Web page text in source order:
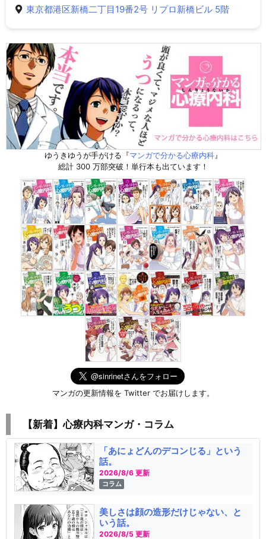
東京都港区新橋二丁目19番2号 リプロ新橋ビル 5階
ゆうきゆうが手がける『マンガで分かる心療内科』
総計 300 万部突破！単行本も出ています！
マンガの更新情報を Twitter でお届けします。
【新着】心療内科マンガ・コラム
「あにょどんのデコンじる」という
話。
2026/8/6 更新
コラム
美しさは顔の造形だけじゃない、と
いう話。
2026/8/5 更新